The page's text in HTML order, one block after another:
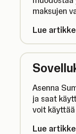
maksujen
Lue
Asenna
ja saat
voit käyttää
Lue